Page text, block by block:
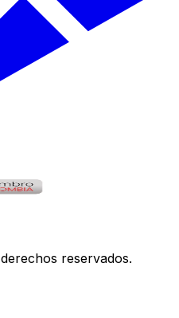
reservados.